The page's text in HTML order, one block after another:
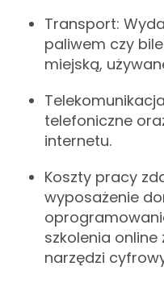
Transport:
paliwem czy
miejską,
telefoniczne
internetu.
Koszty pracy
wyposażenie
szkolenia online
narzędzi